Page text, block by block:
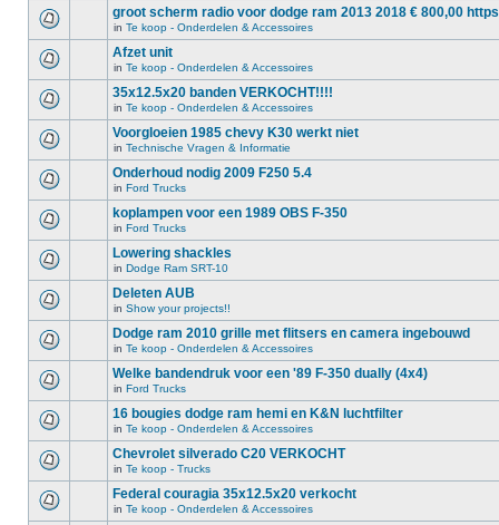
groot scherm radio voor dodge ram 2013 2018 € 800,00
in Te koop - Onderdelen & Accessoires
Afzet unit
in Te koop - Onderdelen & Accessoires
35x12.5x20 banden VERKOCHT!!!!
in Te koop - Onderdelen & Accessoires
Voorgloeien 1985 chevy K30 werkt niet
in Technische Vragen & Informatie
Onderhoud nodig 2009 F250 5.4
in Ford Trucks
koplampen voor een 1989 OBS F-350
in Ford Trucks
Lowering shackles
in Dodge Ram SRT-10
Deleten AUB
in Show your projects!!
Dodge ram 2010 grille met flitsers en camera ingebouwd
in Te koop - Onderdelen & Accessoires
Welke bandendruk voor een '89 F-350 dually (4x4)
in Ford Trucks
16 bougies dodge ram hemi en K&N luchtfilter
in Te koop - Onderdelen & Accessoires
Chevrolet silverado C20 VERKOCHT
in Te koop - Trucks
Federal couragia 35x12.5x20 verkocht
in Te koop - Onderdelen & Accessoires